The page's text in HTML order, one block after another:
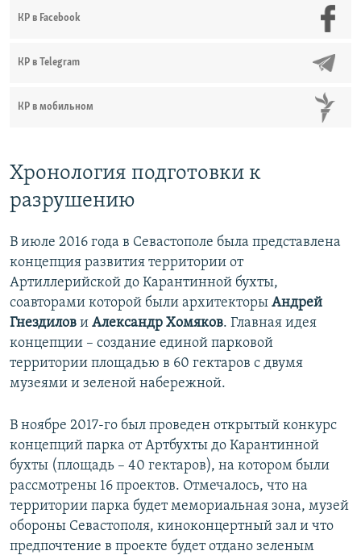
КР в Facebook
КР в Telegram
КР в мобильном
Хронология подготовки к
разрушению
В июле 2016 года в Севастополе была представлена
концепция развития территории от
Артиллерийской до Карантинной бухты,
соавторами которой были архитекторы Андрей
Гнездилов и Александр Хомяков. Главная идея
концепции – создание единой парковой
территории площадью в 60 гектаров с двумя
музеями и зеленой набережной.
В ноябре 2017-го был проведен открытый конкурс
концепций парка от Артбухты до Карантинной
бухты (площадь – 40 гектаров), на котором были
рассмотрены 16 проектов. Отмечалось, что на
территории парка будет мемориальная зона, музей
обороны Севастополя, киноконцертный зал и что
предпочтение в проекте будет отдано зеленым